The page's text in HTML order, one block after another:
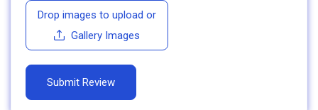
Drop images to upload or
Gallery Images